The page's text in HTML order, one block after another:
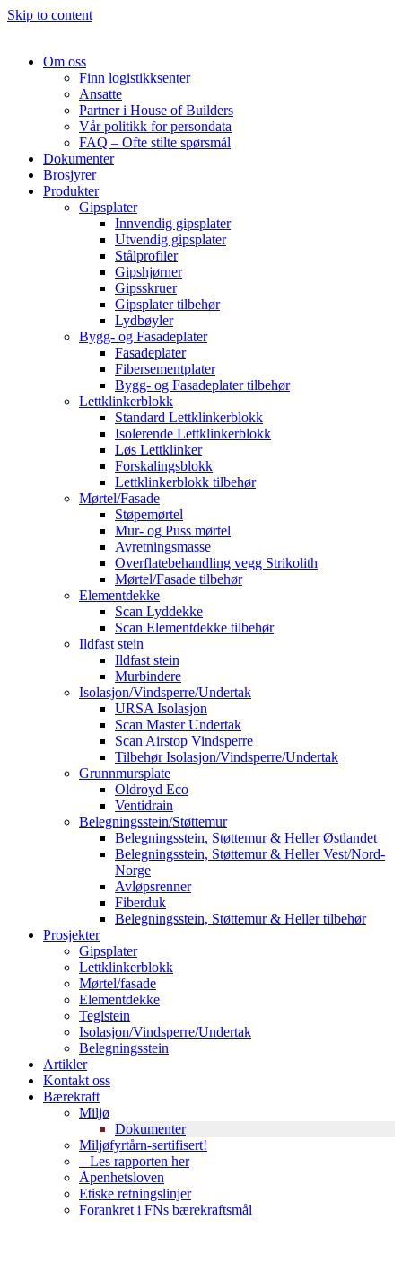
Skip to content
Om oss
Finn logistikksenter
Ansatte
Partner i House of Builders
Vår politikk for persondata
FAQ – Ofte stilte spørsmål
Dokumenter
Brosjyrer
Produkter
Gipsplater
Innvendig gipsplater
Utvendig gipsplater
Stålprofiler
Gipshjørner
Gipsskruer
Gipsplater tilbehør
Lydbøyler
Bygg- og Fasadeplater
Fasadeplater
Fibersementplater
Bygg- og Fasadeplater tilbehør
Lettklinkerblokk
Standard Lettklinkerblokk
Isolerende Lettklinkerblokk
Løs Lettklinker
Forskalingsblokk
Lettklinkerblokk tilbehør
Mørtel/Fasade
Støpemørtel
Mur- og Puss mørtel
Avretningsmasse
Overflatebehandling vegg Strikolith
Mørtel/Fasade tilbehør
Elementdekke
Scan Lyddekke
Scan Elementdekke tilbehør
Ildfast stein
Ildfast stein
Murbindere
Isolasjon/Vindsperre/Undertak
URSA Isolasjon
Scan Master Undertak
Scan Airstop Vindsperre
Tilbehør Isolasjon/Vindsperre/Undertak
Grunnmursplate
Oldroyd Eco
Ventidrain
Belegningsstein/Støttemur
Belegningsstein, Støttemur & Heller Østlandet
Belegningsstein, Støttemur & Heller Vest/Nord-
Norge
Avløpsrenner
Fiberduk
Belegningsstein, Støttemur & Heller tilbehør
Prosjekter
Gipsplater
Lettklinkerblokk
Mørtel/fasade
Elementdekke
Teglstein
Isolasjon/Vindsperre/Undertak
Belegningsstein
Artikler
Kontakt oss
Bærekraft
Miljø
Dokumenter
Miljøfyrtårn-sertifisert!
– Les rapporten her
Åpenhetsloven
Etiske retningslinjer
Forankret i FNs bærekraftsmål